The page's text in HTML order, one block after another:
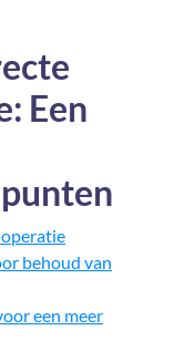
Een
behoud van
een meer